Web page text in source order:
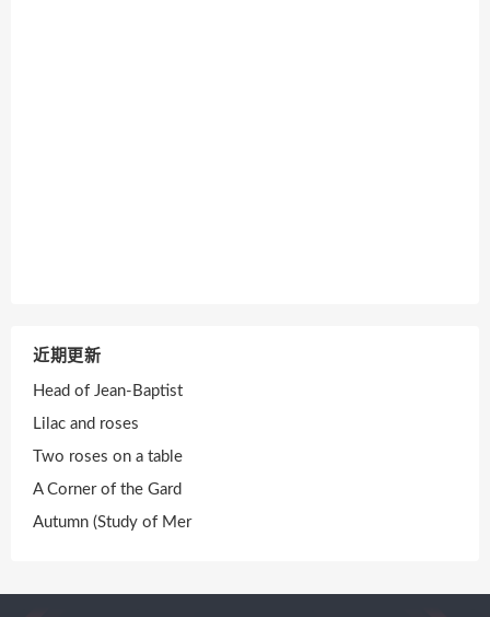
近期更新
Head of Jean-Baptist
Lilac and roses
Two roses on a table
A Corner of the Gard
Autumn (Study of Mer